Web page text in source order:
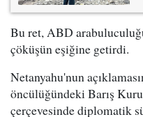
Bu ret, ABD
çöküşün eşiğine getirdi.
Netanyahu'nun
öncülüğündeki Barış
çerçevesinde diplomatik